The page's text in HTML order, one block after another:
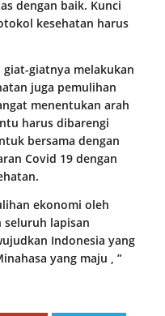
dengan baik. Kunci
kesehatan harus
giatnya melakukan
juga pemulihan
menentukan arah
harus dibarengi
bersama dengan
Covid 19 dengan
ekonomi oleh
lapisan
Indonesia yang
yang maju , ”